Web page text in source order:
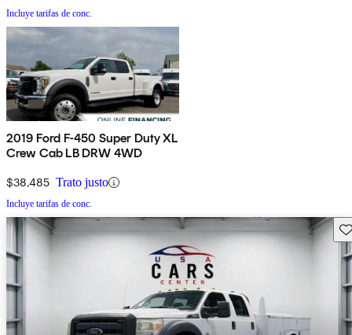
Incluye tarifas de conc.
2019 Ford F-450 Super Duty XL
Crew Cab LB DRW 4WD
$38,485 Trato justo
Incluye tarifas de conc.